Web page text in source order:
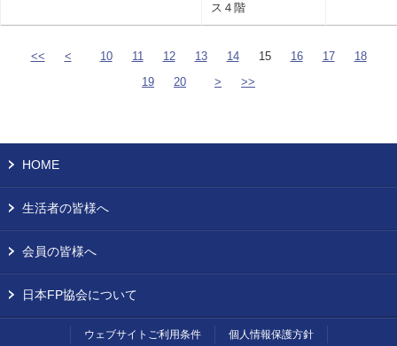
ス４階
<< < 10 11 12 13 14 15 16 17
18
19
20 > >>
HOME
生活者の皆様へ
会員の皆様へ
日本FP協会について
ウェブサイトご利用条件 個人情報保護方針